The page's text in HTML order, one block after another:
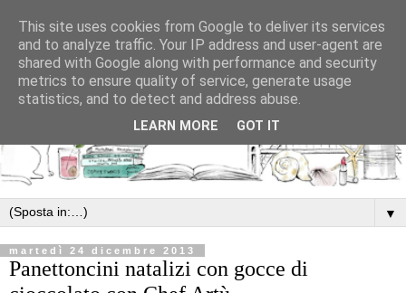
▼
martedì 24 dicembre 2013
Panettoncini natalizi con gocce di
This site uses cookies from Google to deliver its services
and to analyze traffic. Your IP address and user-agent are
shared with Google along with performance and security
metrics to ensure quality of service, generate usage
statistics, and to detect and address abuse.
LEARN MORE GOT IT